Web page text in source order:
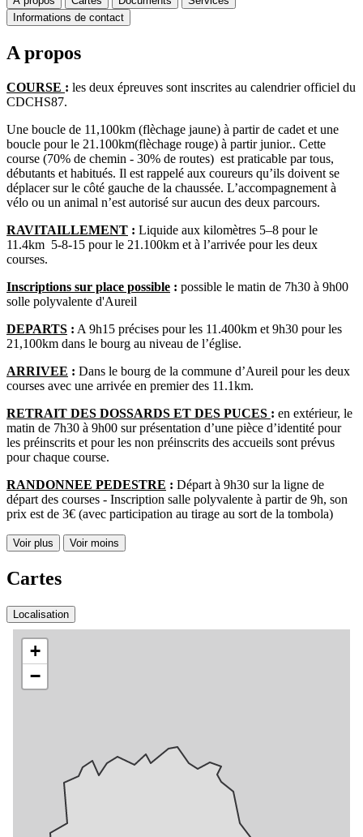
Informations de contact
A propos
COURSE : les deux épreuves sont inscrites au calendrier officiel du
CDCHS87.
Une boucle de 11,100km (flèchage jaune) à partir de cadet et une
boucle pour le 21.100km(flèchage rouge) à partir junior.. Cette
course (70% de chemin - 30% de routes) est praticable par tous,
débutants et habitués. Il est rappelé aux coureurs qu’ils doivent se
déplacer sur le côté gauche de la chaussée. L’accompagnement à
vélo ou un animal n’est autorisé sur aucun des deux parcours.
RAVITAILLEMENT : Liquide aux kilomètres 5–8 pour le
11.4km 5-8-15 pour le 21.100km et à l’arrivée pour les deux
courses.
Inscriptions sur place possible : possible le matin de 7h30 à 9h00
solle polyvalente d'Aureil
DEPARTS : A 9h15 précises pour les 11.400km et 9h30 pour les
21,100km dans le bourg au niveau de l’église.
ARRIVEE : Dans le bourg de la commune d’Aureil pour les deux
courses avec une arrivée en premier des 11.1km.
RETRAIT DES DOSSARDS ET DES PUCES : en extérieur, le
matin de 7h30 à 9h00 sur présentation d’une pièce d’identité pour
les préinscrits et pour les non préinscrits des accueils sont prévus
pour chaque course.
RANDONNEE PEDESTRE : Départ à 9h30 sur la ligne de
départ des courses - Inscription salle polyvalente à partir de 9h, son
prix est de 3€ (avec participation au tirage au sort de la tombola)
Voir plus Voir moins
Cartes
Localisation